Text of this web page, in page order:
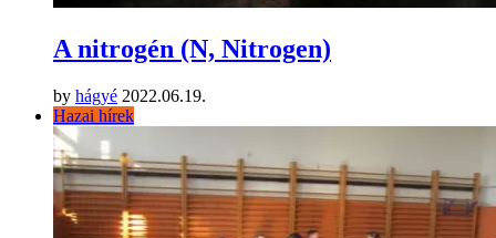
A nitrogén (N, Nitrogen)
by hágyé 2022.06.19.
Hazai hírek